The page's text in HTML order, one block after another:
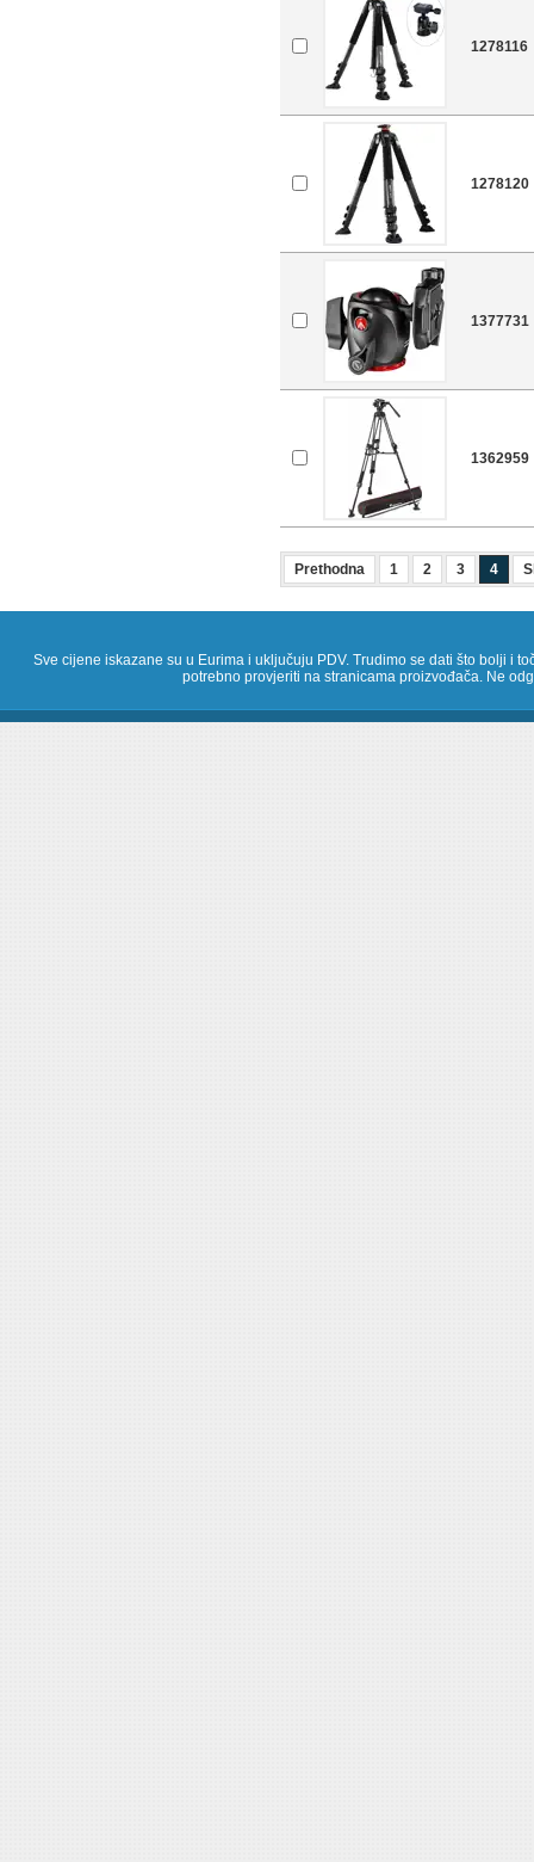
1278116
1278120
1377731
1362959
Prethodna 1 2 3 4
Sve cijene iskazane su u Eurima i uključuju PDV. Trudimo se dati što bolji i
potrebno provjeriti na stranicama proizvođača. Ne